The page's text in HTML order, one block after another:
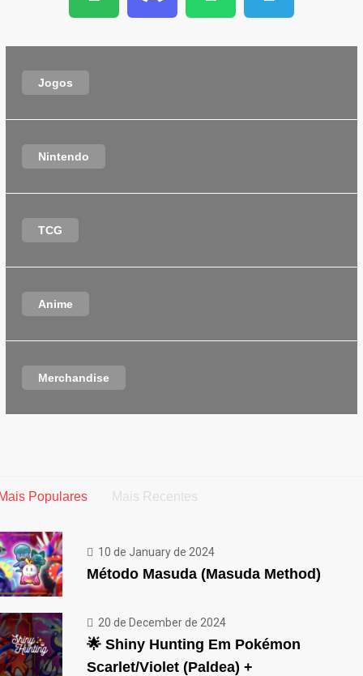
Jogos
Nintendo
TCG
Anime
Merchandise
Populares Mais Recentes
10 de January de 2024
Método Masuda (Masuda Method)
20 de December de 2024
🌟 Shiny Hunting Em Pokémon
Scarlet/Violet (Paldea) +